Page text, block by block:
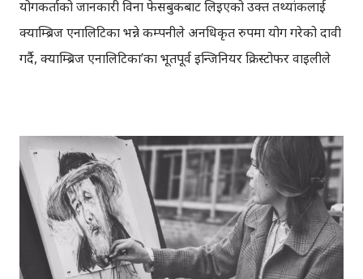
प्रयोगकर्ताको जानकारी विना फेसबुकबाट लिइएको उक्त तथ्यांकलाई
क्याम्ब्रिज एनालिटिका भन्ने कम्पनीले अनधिकृत रुपमा प्रयोग गरेको दावी
गर्दै, क्याम्ब्रिज एनालिटिका’का भूतपूर्व इन्जिनियर क्रिस्टोफर वाइलीले
एप मार्फत करिब ५ करोड फेसबुक प्रयोगकर्ताहरुको तथ्यांक चोरी गरेको
थियो । क्याम्ब्रिज एनालिटिका र फेसबुककै विषयमा गार्डियनले पहिले
नै २०१५ मा समाचार प्रकाशित गरेको थियो । उक्त समाचार पछि
फेसबुकले क्याम्ब्रिज एनालिटिकालाई तथ्यांक मेटाउन भनेको र
एनालिटिकाले तथ्यांक मेटाएको जानकारी फेसबुकलाई गराएको थियो ।
तर दुबै कम्पनीले यो कुरालाई गुपचुप राखेका थिए, अझ उल्टै फेसबुकले